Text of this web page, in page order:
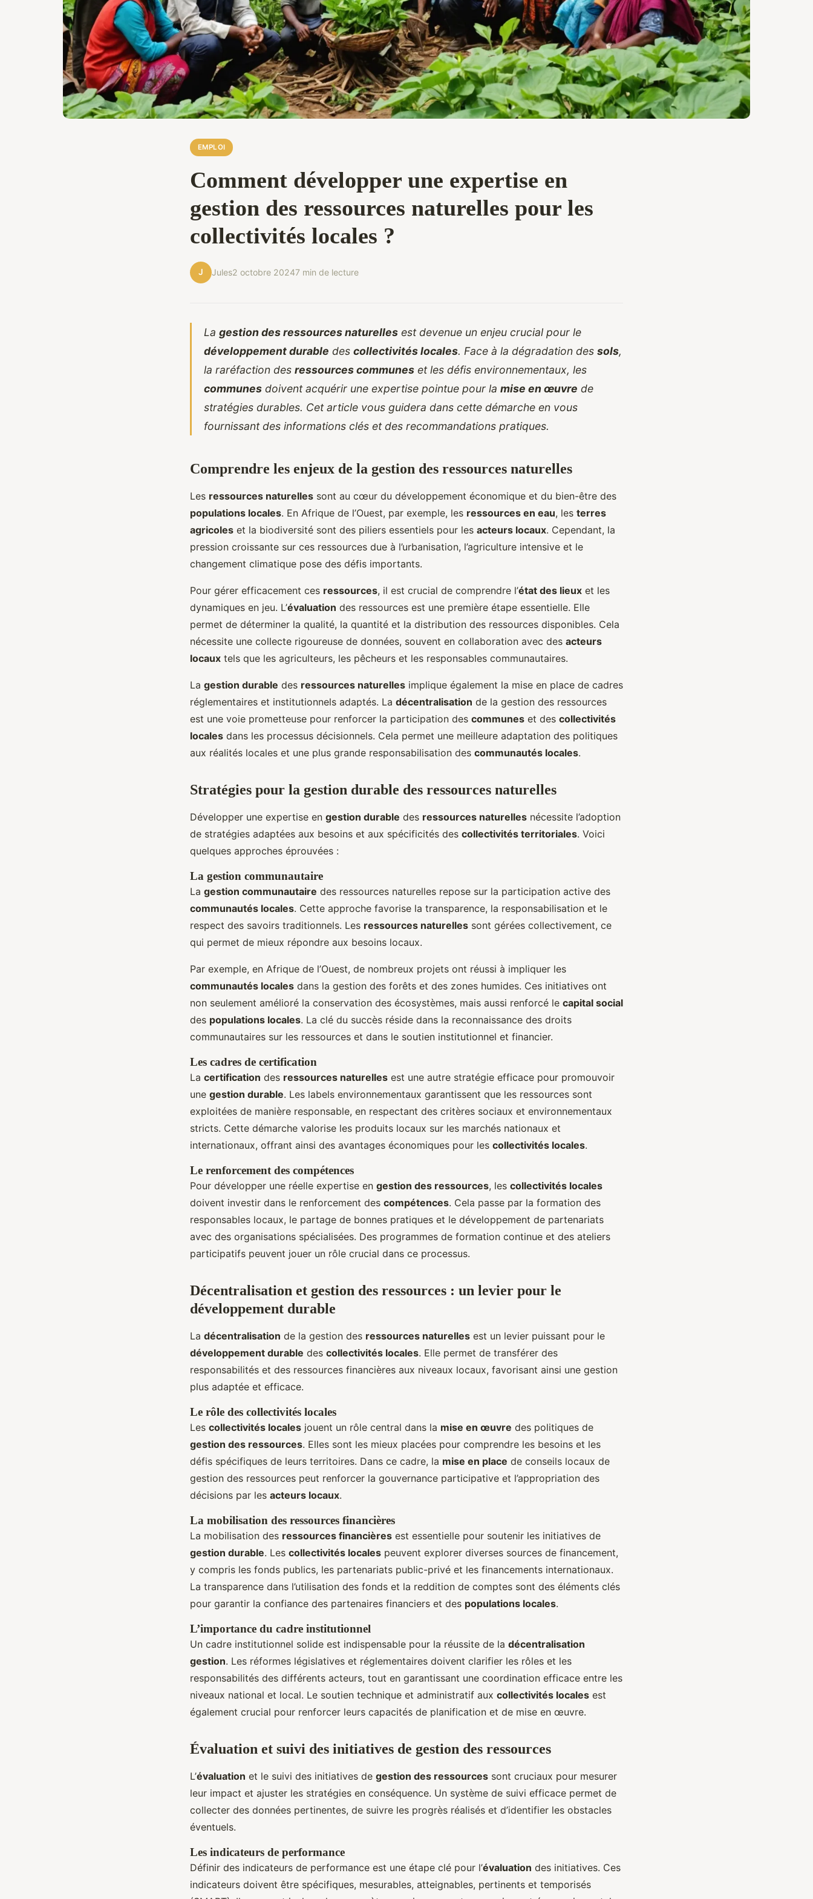
EMPLOI
Comment développer une expertise en
gestion des ressources naturelles pour les
collectivités locales ?
J Jules2 octobre 20247 min de lecture
La gestion des ressources naturelles est devenue un enjeu crucial pour le
développement durable des collectivités locales. Face à la dégradation des sols,
la raréfaction des ressources communes et les défis environnementaux, les
communes doivent acquérir une expertise pointue pour la mise en œuvre de
stratégies durables. Cet article vous guidera dans cette démarche en vous
fournissant des informations clés et des recommandations pratiques.
Comprendre les enjeux de la gestion des ressources naturelles
Les ressources naturelles sont au cœur du développement économique et du bien-être des
populations locales. En Afrique de l’Ouest, par exemple, les ressources en eau, les terres
agricoles et la biodiversité sont des piliers essentiels pour les acteurs locaux. Cependant, la
pression croissante sur ces ressources due à l’urbanisation, l’agriculture intensive et le
changement climatique pose des défis importants.
Pour gérer efficacement ces ressources, il est crucial de comprendre l’état des lieux et les
dynamiques en jeu. L’évaluation des ressources est une première étape essentielle. Elle
permet de déterminer la qualité, la quantité et la distribution des ressources disponibles. Cela
nécessite une collecte rigoureuse de données, souvent en collaboration avec des acteurs
locaux tels que les agriculteurs, les pêcheurs et les responsables communautaires.
La gestion durable des ressources naturelles implique également la mise en place de cadres
réglementaires et institutionnels adaptés. La décentralisation de la gestion des ressources
est une voie prometteuse pour renforcer la participation des communes et des collectivités
locales dans les processus décisionnels. Cela permet une meilleure adaptation des politiques
aux réalités locales et une plus grande responsabilisation des communautés locales.
Stratégies pour la gestion durable des ressources naturelles
Développer une expertise en gestion durable des ressources naturelles nécessite l’adoption
de stratégies adaptées aux besoins et aux spécificités des collectivités territoriales. Voici
quelques approches éprouvées :
La gestion communautaire
La gestion communautaire des ressources naturelles repose sur la participation active des
communautés locales. Cette approche favorise la transparence, la responsabilisation et le
respect des savoirs traditionnels. Les ressources naturelles sont gérées collectivement, ce
qui permet de mieux répondre aux besoins locaux.
Par exemple, en Afrique de l’Ouest, de nombreux projets ont réussi à impliquer les
communautés locales dans la gestion des forêts et des zones humides. Ces initiatives ont
non seulement amélioré la conservation des écosystèmes, mais aussi renforcé le capital social
des populations locales. La clé du succès réside dans la reconnaissance des droits
communautaires sur les ressources et dans le soutien institutionnel et financier.
Les cadres de certification
La certification des ressources naturelles est une autre stratégie efficace pour promouvoir
une gestion durable. Les labels environnementaux garantissent que les ressources sont
exploitées de manière responsable, en respectant des critères sociaux et environnementaux
stricts. Cette démarche valorise les produits locaux sur les marchés nationaux et
internationaux, offrant ainsi des avantages économiques pour les collectivités locales.
Le renforcement des compétences
Pour développer une réelle expertise en gestion des ressources, les collectivités locales
doivent investir dans le renforcement des compétences. Cela passe par la formation des
responsables locaux, le partage de bonnes pratiques et le développement de partenariats
avec des organisations spécialisées. Des programmes de formation continue et des ateliers
participatifs peuvent jouer un rôle crucial dans ce processus.
Décentralisation et gestion des ressources : un levier pour le
développement durable
La décentralisation de la gestion des ressources naturelles est un levier puissant pour le
développement durable des collectivités locales. Elle permet de transférer des
responsabilités et des ressources financières aux niveaux locaux, favorisant ainsi une gestion
plus adaptée et efficace.
Le rôle des collectivités locales
Les collectivités locales jouent un rôle central dans la mise en œuvre des politiques de
gestion des ressources. Elles sont les mieux placées pour comprendre les besoins et les
défis spécifiques de leurs territoires. Dans ce cadre, la mise en place de conseils locaux de
gestion des ressources peut renforcer la gouvernance participative et l’appropriation des
décisions par les acteurs locaux.
La mobilisation des ressources financières
La mobilisation des ressources financières est essentielle pour soutenir les initiatives de
gestion durable. Les collectivités locales peuvent explorer diverses sources de financement,
y compris les fonds publics, les partenariats public-privé et les financements internationaux.
La transparence dans l’utilisation des fonds et la reddition de comptes sont des éléments clés
pour garantir la confiance des partenaires financiers et des populations locales.
L’importance du cadre institutionnel
Un cadre institutionnel solide est indispensable pour la réussite de la décentralisation
gestion. Les réformes législatives et réglementaires doivent clarifier les rôles et les
responsabilités des différents acteurs, tout en garantissant une coordination efficace entre les
niveaux national et local. Le soutien technique et administratif aux collectivités locales est
également crucial pour renforcer leurs capacités de planification et de mise en œuvre.
Évaluation et suivi des initiatives de gestion des ressources
L’évaluation et le suivi des initiatives de gestion des ressources sont cruciaux pour mesurer
leur impact et ajuster les stratégies en conséquence. Un système de suivi efficace permet de
collecter des données pertinentes, de suivre les progrès réalisés et d’identifier les obstacles
éventuels.
Les indicateurs de performance
Définir des indicateurs de performance est une étape clé pour l’évaluation des initiatives. Ces
indicateurs doivent être spécifiques, mesurables, atteignables, pertinents et temporisés